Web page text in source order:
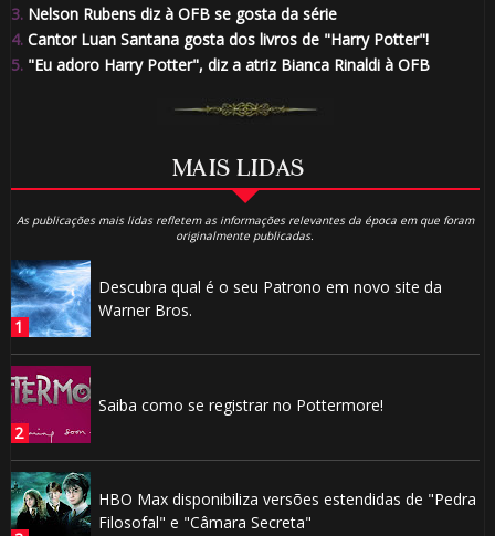
3.Nelson Rubens diz à OFB se gosta da série
4.Cantor Luan Santana gosta dos livros de "Harry Potter"!
5."Eu adoro Harry Potter", diz a atriz Bianca Rinaldi à OFB
MAIS LIDAS
As publicações mais lidas refletem as informações relevantes da época em que foram
originalmente publicadas.
Descubra qual é o seu Patrono em novo site da
Warner Bros.
Saiba como se registrar no Pottermore!
HBO Max disponibiliza versões estendidas de "Pedra
Filosofal" e "Câmara Secreta"
⚡
🎈
🎂